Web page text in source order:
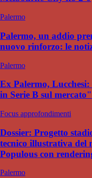
Palermo
Palermo, un addio
nuovo rinforzo: le
Palermo
Ex Palermo,
in Serie B sul mercato"
Focus approfondimenti
Dossier: Progetto
tecnico illustrativa del
Populous con
Palermo